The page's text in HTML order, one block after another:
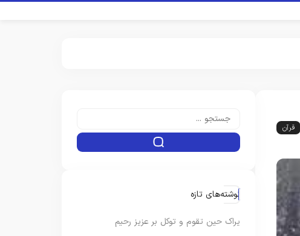
قرآن
نوشته‌های تازه
یراک حین تقوم و توکل بر عزیز رحیم